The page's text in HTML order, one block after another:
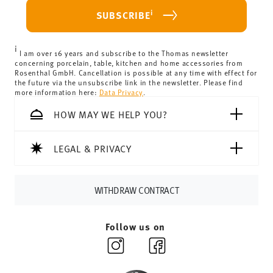
For Germany, these are 4,90 €. For all other countries, you
can view the delivery costs
delivery is free of charge.
Switzerland:delivery is free of charge for orders over
69,90 CHF. If the value of your purchase is less than
69,90 CHF, delivery charges are 36,90 CHF.
Tracking:You will receive a tracking code by e-mail as
Delivery time: 3-5 working days for delivery within
Germany for items in stock. You can view delivery times to
For returns, please use ourreturns service
SUBSCRIBEi
i I am over 16 years and subscribe to the Thomas newsletter
concerning porcelain, table, kitchen and home accessories from
Rosenthal GmbH. Cancellation is possible at any time with effect for
the future via the unsubscribe link in the newsletter. Please find
more information here: Data Privacy
HOW MAY WE HELP YOU?
LEGAL & PRIVACY
WITHDRAW CONTRACT
Follow us on